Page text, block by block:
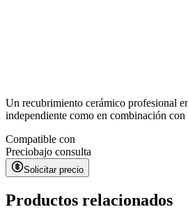
Un recubrimiento cerámico profesional
independiente como en combinación
Compatible con
Preciobajo consulta
Solicitar precio
Productos relacionados